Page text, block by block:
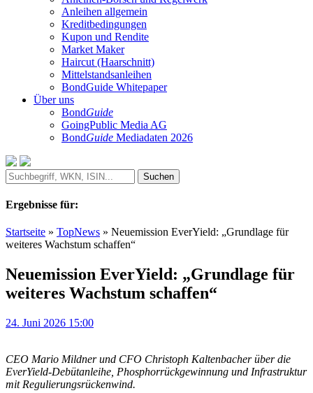
Anleihen allgemein
Kreditbedingungen
Kupon und Rendite
Market Maker
Haircut (Haarschnitt)
Mittelstandsanleihen
BondGuide Whitepaper
Über uns
BondGuide
GoingPublic Media AG
BondGuide Mediadaten 2026
Ergebnisse für:
Startseite » TopNews » Neuemission EverYield: „Grundlage für
weiteres Wachstum schaffen“
Neuemission EverYield: „Grundlage für
weiteres Wachstum schaffen“
24. Juni 2026 15:00
CEO Mario Mildner und CFO Christoph Kaltenbacher über die
EverYield-Debütanleihe, Phosphorrückgewinnung und Infrastruktur
mit Regulierungsrückenwind.